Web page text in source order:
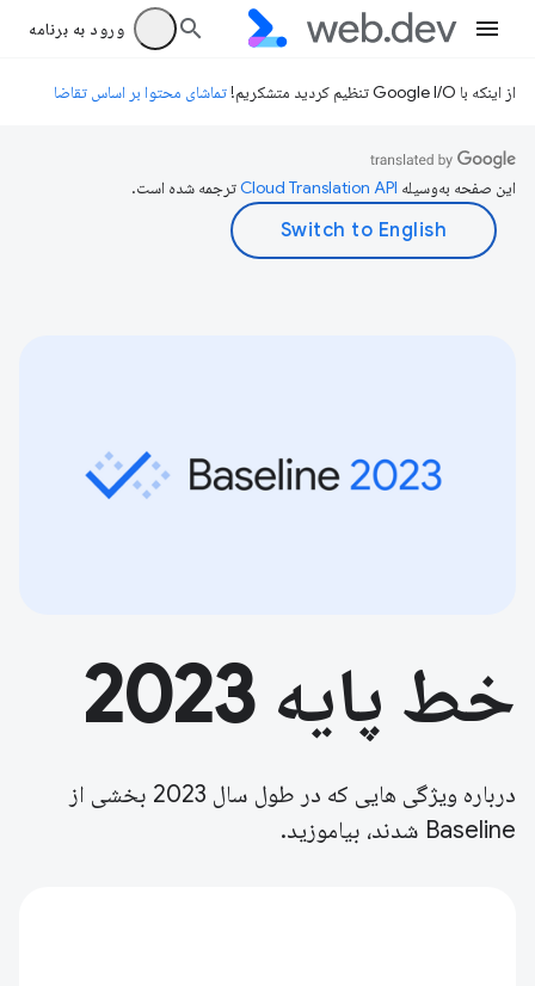
ورود به برنامه
از اینکه با Google I/O تنظیم کردید متشکریم! تماشای محتوا بر اساس تقاضا
این صفحه به‌وسیله ترجمه شده است.
خط پایه 2023
درباره ویژگی هایی که در طول سال 2023 بخشی از
Baseline شدند، بیاموزید.